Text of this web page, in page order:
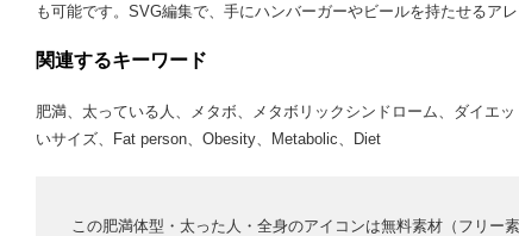
も可能です。SVG編集で、手にハンバーガーやビールを持たせるア
関連するキーワード
肥満、太っている人、メタボ、メタボリックシンドローム、ダイエ
いサイズ、Fat person、Obesity、Metabolic、Diet
この肥満体型・太った人・全身のアイコンは無料素材（フリー